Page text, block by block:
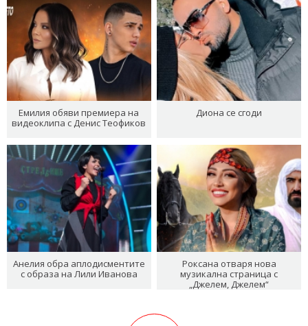
Емилия обяви премиера на
видеоклипа с Денис Теофиков
Диона се сгоди
Анелия обра аплодисментите
с образа на Лили Иванова
Роксана отваря нова
музикална страница с
„Джелем, Джелем“